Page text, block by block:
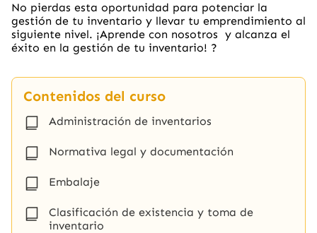
No pierdas esta oportunidad para potenciar la
gestión de tu inventario y llevar tu emprendimiento al
siguiente nivel. ¡Aprende con nosotros y alcanza el
éxito en la gestión de tu inventario! ?
Contenidos del curso
Administración de inventarios
Normativa legal y documentación
Embalaje
Clasificación de existencia y toma de
inventario